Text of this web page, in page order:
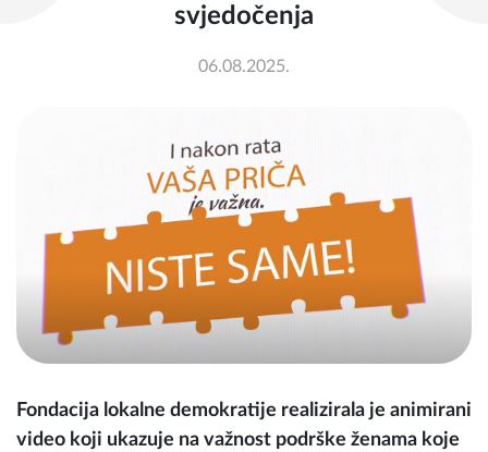
svjedočenja
06.08.2025.
Fondacija lokalne demokratije realizirala je animirani
video koji ukazuje na važnost podrške ženama koje